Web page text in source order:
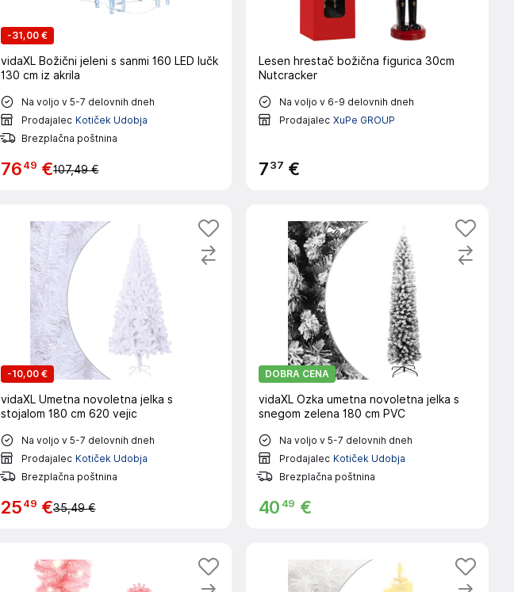
-31,00 €
vidaXL Božični jeleni s sanmi 160 LED lučk
130 cm iz akrila
Na voljo v 5-7 delovnih dneh
Prodajalec Kotiček Udobja
Brezplačna poštnina
7649 €107,49 €
Lesen hrestač božična figurica 30cm
Nutcracker
Na voljo v 6-9 delovnih dneh
Prodajalec XuPe GROUP
737 €
-10,00 €
vidaXL Umetna novoletna jelka s
stojalom 180 cm 620 vejic
Na voljo v 5-7 delovnih dneh
Prodajalec Kotiček Udobja
Brezplačna poštnina
2549 €35,49 €
DOBRA CENA
vidaXL Ozka umetna novoletna jelka s
snegom zelena 180 cm PVC
Na voljo v 5-7 delovnih dneh
Prodajalec Kotiček Udobja
Brezplačna poštnina
40 49 €